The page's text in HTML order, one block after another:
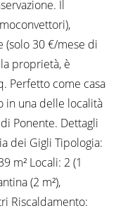
Il
(solo 30 €/mese di
proprietà, è
Perfetto come casa
in una delle località
Ponente. Dettagli
dei Gigli Tipologia:
m² Locali: 2 (1
(2 m²),
Riscaldamento: